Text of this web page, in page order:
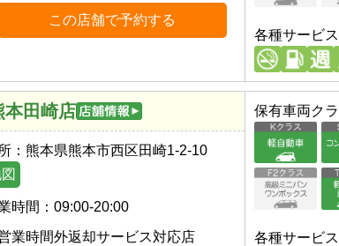
この店舗で予約する
各種サービス
本田崎店
： 熊本県熊本市西区田崎1-2-10
時間： 09:00-20:00
業時間外返却サービス対応店
保有車両ク
各種サービス